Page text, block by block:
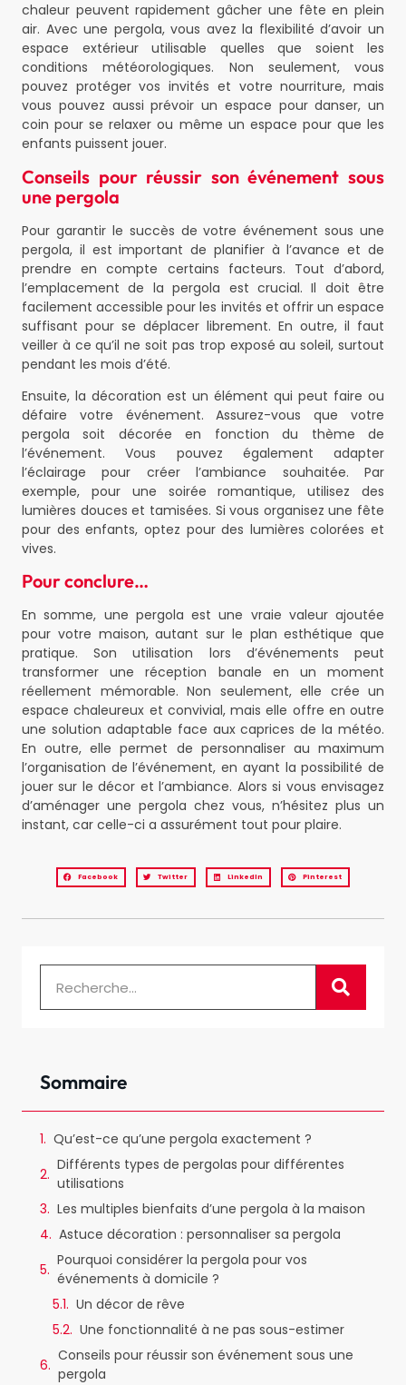
chaleur peuvent rapidement gâcher une fête en plein
air. Avec une pergola, vous avez la flexibilité d’avoir un
espace extérieur utilisable quelles que soient les
conditions météorologiques. Non seulement, vous
pouvez protéger vos invités et votre nourriture, mais
vous pouvez aussi prévoir un espace pour danser, un
coin pour se relaxer ou même un espace pour que les
enfants puissent jouer.
Conseils pour réussir son événement sous
une pergola
Pour garantir le succès de votre événement sous une
pergola, il est important de planifier à l’avance et de
prendre en compte certains facteurs. Tout d’abord,
l’emplacement de la pergola est crucial. Il doit être
facilement accessible pour les invités et offrir un espace
suffisant pour se déplacer librement. En outre, il faut
veiller à ce qu’il ne soit pas trop exposé au soleil, surtout
pendant les mois d’été.
Ensuite, la décoration est un élément qui peut faire ou
défaire votre événement. Assurez-vous que votre
pergola soit décorée en fonction du thème de
l’événement. Vous pouvez également adapter
l’éclairage pour créer l’ambiance souhaitée. Par
exemple, pour une soirée romantique, utilisez des
lumières douces et tamisées. Si vous organisez une fête
pour des enfants, optez pour des lumières colorées et
vives.
Pour conclure…
En somme, une pergola est une vraie valeur ajoutée
pour votre maison, autant sur le plan esthétique que
pratique. Son utilisation lors d’événements peut
transformer une réception banale en un moment
réellement mémorable. Non seulement, elle crée un
espace chaleureux et convivial, mais elle offre en outre
une solution adaptable face aux caprices de la météo.
En outre, elle permet de personnaliser au maximum
l’organisation de l’événement, en ayant la possibilité de
jouer sur le décor et l’ambiance. Alors si vous envisagez
d’aménager une pergola chez vous, n’hésitez plus un
instant, car celle-ci a assurément tout pour plaire.
Facebook Twitter LinkedIn Pinterest
Sommaire
Qu’est-ce qu’une pergola exactement ?
Différents types de pergolas pour différentes
utilisations
Les multiples bienfaits d’une pergola à la maison
Astuce décoration : personnaliser sa pergola
Pourquoi considérer la pergola pour vos
événements à domicile ?
Un décor de rêve
Une fonctionnalité à ne pas sous-estimer
Conseils pour réussir son événement sous une
pergola